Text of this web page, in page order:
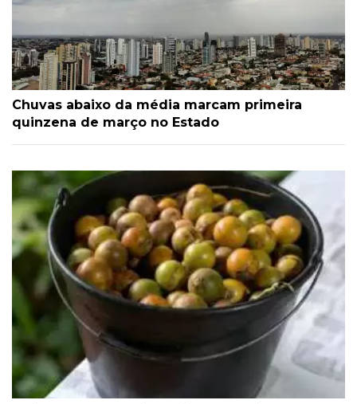
Chuvas abaixo da média marcam primeira
quinzena de março no Estado